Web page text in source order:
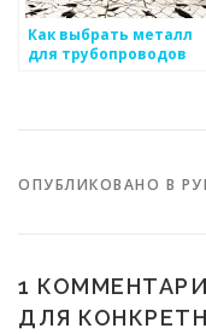
Как выбрать металл
для трубопроводов
ОПУБЛИКОВАНО В
1
ДЛЯ